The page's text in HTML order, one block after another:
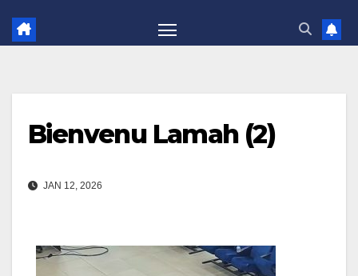
Bienvenu Lamah (2)
JAN 12, 2026